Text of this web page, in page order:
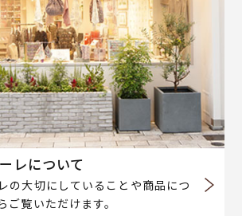
レについて
の大切にしていることや商品につ
ご覧いただけます。